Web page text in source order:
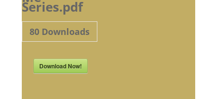
Series.pdf
80Downloads
Download Now!